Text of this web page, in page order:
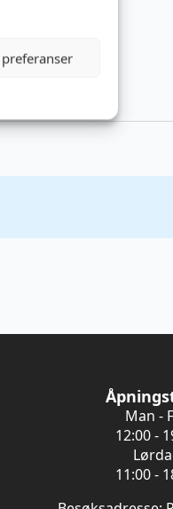
preferanser
Man -
12:00 -
11:00 -